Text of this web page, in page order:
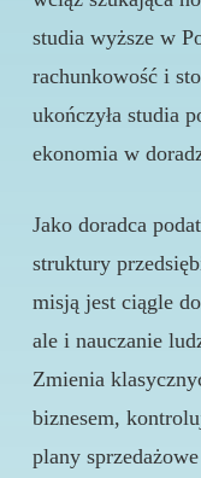
studia wyższe w
rachunkowość i
ukończyła studia
ekonomia w
Jako doradca
struktury
misją jest ciągle
ale i nauczanie
Zmienia
biznesem,
plany